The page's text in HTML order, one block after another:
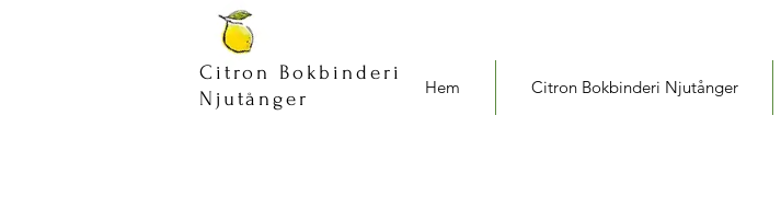
Citron Bokbinderi
Njutånger
Hem Citron Bokbinderi Njutånger